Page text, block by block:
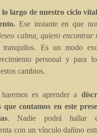
largo de nuestro ciclo
Ese instante en que
calma, quiero
tranquilos. Es un modo
personal y para
cambios.
es aprender a
que contamos en este
. Nadie podrá hallar
con un vínculo dañino